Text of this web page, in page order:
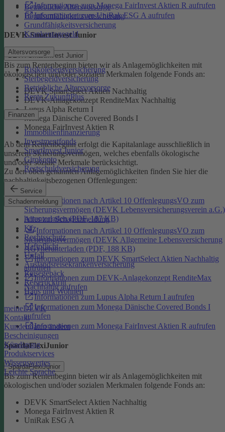
Betriebliche Altersvorsorge
Berufsunfähigkeitsversicherung
Grundfähigkeitsversicherung
Krankentagegeld
Altersvorsorge
Risikolebensversicherung
Sterbegeldversicherung
Betriebliche Altersvorsorge
Rente ZukunftPlus
Finanzen
Immobilienfinanzierung
Investmentfonds
SmartInvest Junior
Girokonto
Restschuldversicherung
Service
Schadenmeldung
Alles zur Schadenmeldung
Kfz
Rechtsschutz
Haftpflicht
Unfall
Auslandsreisekrankenversicherung
Reisegepäck
Reiserücktritt
Haus und Wohnen
meineDEVK
Kontakt
Kundendaten ändern
Bescheinigungen
Kündigung
Produktservices
Wissenswertes
Leichte Sprache
Informationen zum Monega FairInvest Aktien R aufrufen
Informationen zum UniRak ESG A aufrufen
DEVK-SmartInvest Junior
DEVK-SmartInvest Junior
Bis zum Rentenbeginn bieten wir als Anlagemöglichkeiten mit
ökologischen und/oder sozialen Merkmalen folgende Fonds an:
DEVK SmartSelect Aktien Nachhaltig
DEVK-Anlagekonzept RenditeMax Nachhaltig
Lupus Alpha Return I
Monega Dänische Covered Bonds I
Monega FairInvest Aktien R
Ab dem Rentenbeginn erfolgt die Kapitalanlage ausschließlich in
unserem Sicherungsvermögen, welches ebenfalls ökologische
und/oder soziale Merkmale berücksichtigt.
Zu den oben genannten Anlagemöglichkeiten finden Sie hier die
nachhaltigkeitsbezogenen Offenlegungen:
Informationen nach Artikel 10 OffenlegungsVO zum
Sicherungsvermögen (DEVK Lebensversicherungsverein a.G.)
herunterladen (PDF, 187 KB)
Informationen nach Artikel 10 OffenlegungsVO zum
Sicherungsvermögen (DEVK Allgemeine Lebensversicherung
AG) herunterladen (PDF, 188 KB)
Informationen zum DEVK SmartSelect Aktien Nachhaltig
aufrufen
Informationen zum DEVK-Anlagekonzept RenditeMax
Nachhaltig aufrufen
Informationen zum Lupus Alpha Return I aufrufen
Informationen zum Monega Dänische Covered Bonds I
aufrufen
Informationen zum Monega FairInvest Aktien R aufrufen
SpardaFlexiJunior
SpardaFlexiJunior
Bis zum Rentenbeginn bieten wir als Anlagemöglichkeiten mit
ökologischen und/oder sozialen Merkmalen folgende Fonds an:
DEVK SmartSelect Aktien Nachhaltig
Monega FairInvest Aktien R
UniRak ESG A